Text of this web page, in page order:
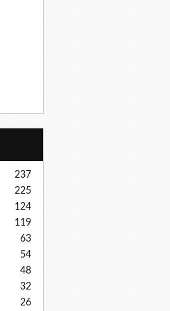
237
225
124
119
63
54
48
32
26